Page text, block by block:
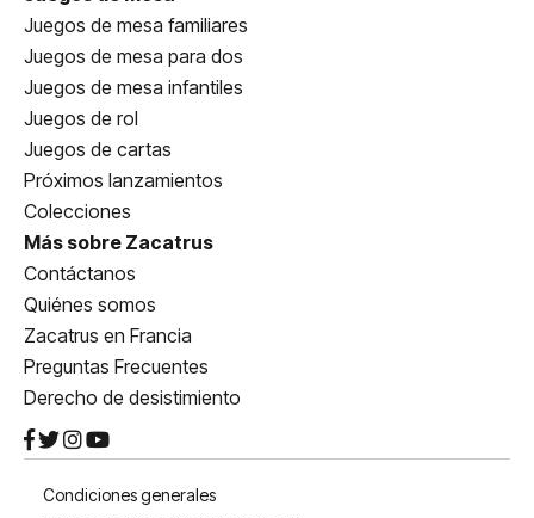
Juegos de mesa familiares
Juegos de mesa para dos
Juegos de mesa infantiles
Juegos de rol
Juegos de cartas
Próximos lanzamientos
Colecciones
Más sobre Zacatrus
Contáctanos
Quiénes somos
Zacatrus en Francia
Preguntas Frecuentes
Derecho de desistimiento
Condiciones generales